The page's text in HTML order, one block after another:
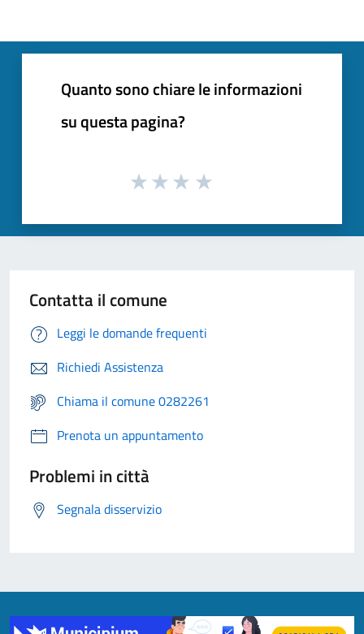
Quanto sono chiare le informazioni
su questa pagina?
Contatta il comune
Leggi le domande frequenti
Richiedi Assistenza
Chiama il comune 0282261
Prenota un appuntamento
Problemi in città
Segnala disservizio